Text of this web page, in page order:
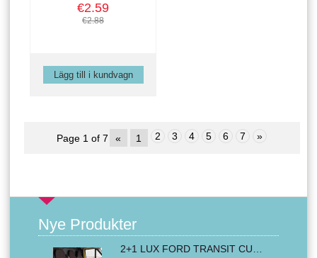
€2.59
€2.88
Page 1 of 7 « 1 2 3 4 5 6 7 »
Nye Produkter